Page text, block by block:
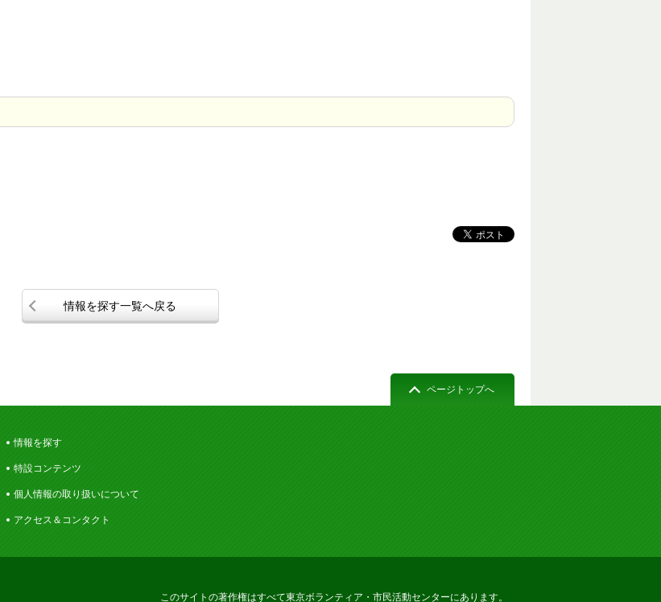
情報を探す一覧へ戻る
情報を探す
特設コンテンツ
個人情報の取り扱いについて
アクセス＆コンタクト
ページトップへ
このサイトの著作権はすべて東京ボランティア・市民活動センターにあります。